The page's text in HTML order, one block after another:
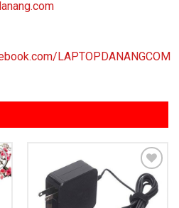
LAPTOPDANANGCOM
Add to
Wishlist